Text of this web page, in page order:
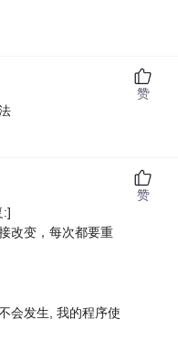
赞
:]
改变，每次都要重
会发生, 我的程序使
赞